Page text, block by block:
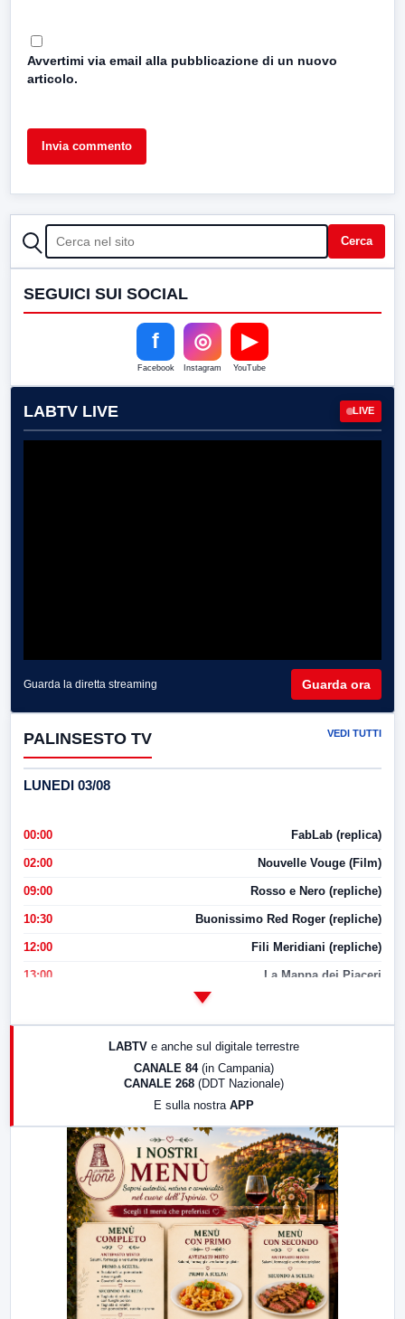
Avvertimi via email alla pubblicazione di un nuovo
articolo.
CERCA Cerca
SEGUICI SUI SOCIAL
f
Facebook
◎
Instagram
▶
YouTube
LABTV LIVE LIVE
Guarda la diretta streaming Guarda ora
PALINSESTO TV VEDI TUTTI
LUNEDI 03/08
00:00 FabLab (replica)
02:00 Nouvelle Vouge (Film)
09:00 Rosso e Nero (repliche)
10:30 Buonissimo Red Roger (repliche)
12:00 Fili Meridiani (repliche)
13:00 La Mappa dei Piaceri
17:00 LabNews (replica)
LabNews (replica)
LABTV e anche sul digitale terrestre
CANALE 84 (in Campania)
CANALE 268 (DDT Nazionale)
E sulla nostra APP